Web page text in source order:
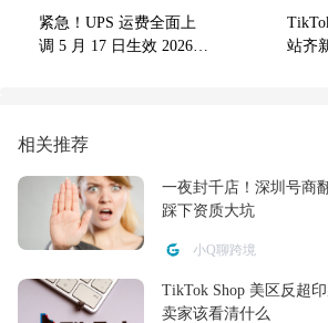
紧急！UPS 运费全面上
调 5 月 17 日生效 2026
站齐
相关推荐
一夜封千店！深圳号商
踩下资质大坑
小Q聊跨境
TikTok Shop 美区反超
卖家该看清什么